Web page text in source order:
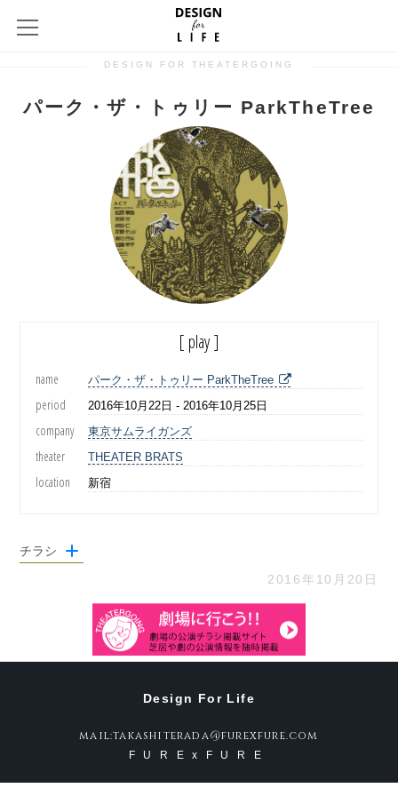
DESIGN FOR THEATERGOING
パーク・ザ・トゥリー ParkTheTree
[ play ]
name パーク・ザ・トゥリー ParkTheTree
period 2016年10月22日 - 2016年10月25日
company 東京サムライガンズ
theater THEATER BRATS
location 新宿
チラシ
2016年10月20日
Design For Life
mail:takashiterada@furexfure.com
FURExFURE